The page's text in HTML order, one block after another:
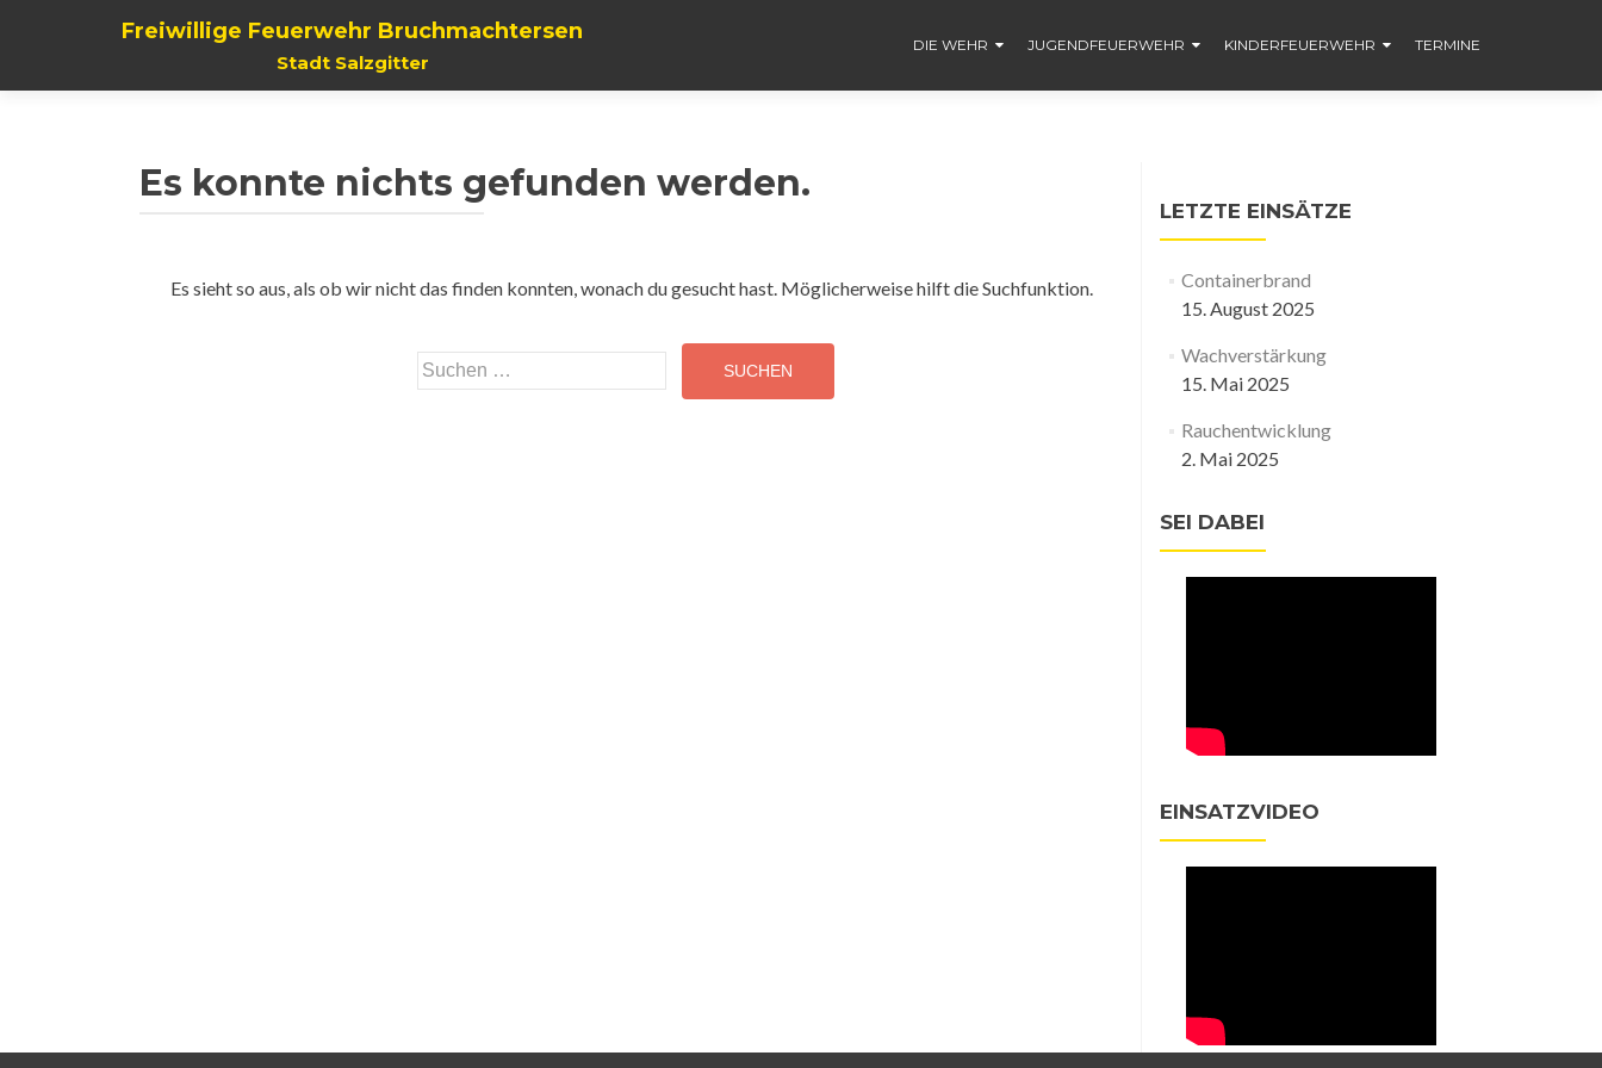
Freiwillige Feuerwehr Bruchmachtersen
Stadt Salzgitter
DIE WEHR JUGENDFEUERWEHR KINDERFEUERWEHR TERMINE
Es konnte nichts gefunden werden.
Es sieht so aus, als ob wir nicht das finden konnten, wonach du gesucht hast. Möglicherweise hilft die Suchfunktion.
Suchen
nach:
LETZTE EINSÄTZE
Containerbrand
15. August 2025
Wachverstärkung
15. Mai 2025
Rauchentwicklung
2. Mai 2025
SEI DABEI
EINSATZVIDEO